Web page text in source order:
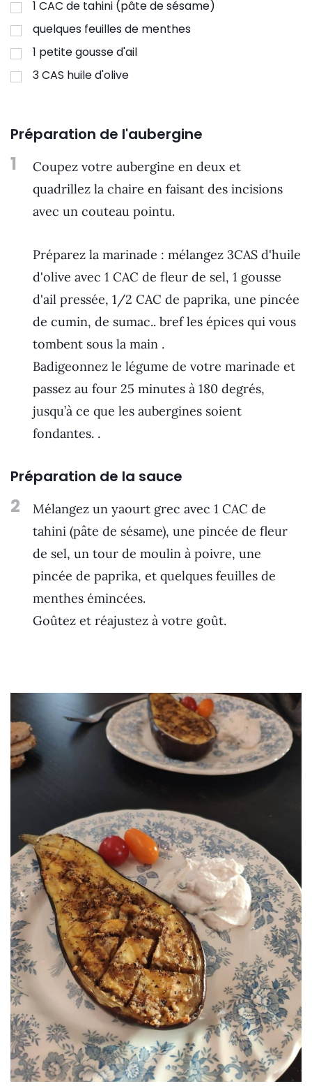
1 CAC de tahini (pâte de sésame)
quelques feuilles de menthes
1 petite gousse d'ail
3CAS huile d'olive
Préparation de l'aubergine
1
Coupez votre aubergine en deux et
quadrillez la chaire en faisant des incisions
avec un couteau pointu.
Préparez la marinade : mélangez 3CAS d'huile
d'olive avec 1 CAC de fleur de sel, 1 gousse
d'ail pressée, 1/2 CAC de paprika, une pincée
de cumin, de sumac.. bref les épices qui vous
tombent sous la main .
Badigeonnez le légume de votre marinade et
passez au four 25 minutes à 180 degrés,
jusqu’à ce que les aubergines soient
fondantes. .
Préparation de la sauce
2
Mélangez un yaourt grec avec 1 CAC de
tahini (pâte de sésame), une pincée de fleur
de sel, un tour de moulin à poivre, une
pincée de paprika, et quelques feuilles de
menthes émincées.
Goûtez et réajustez à votre goût.